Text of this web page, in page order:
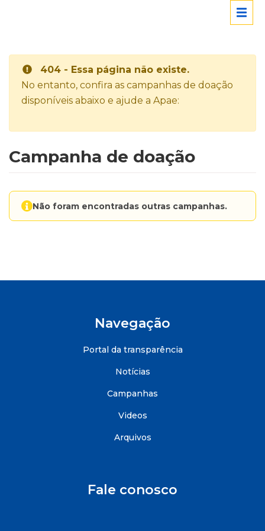
404 - Essa página não existe.
No entanto, confira as campanhas de doação
disponíveis abaixo e ajude a Apae:
Campanha de doação
Não foram encontradas outras campanhas.
Navegação
Portal da transparência
Notícias
Campanhas
Videos
Arquivos
Fale conosco